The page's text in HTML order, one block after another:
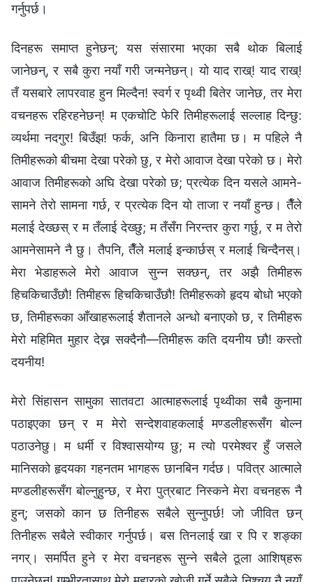
गर्नुपर्छ।
दिनहरू समाप्त हुनेछन्; यस संसारमा भएका सबै थोक बिलाई
जानेछन्, र सबै कुरा नयाँ गरी जन्मनेछन्। यो याद राख्! याद राख्!
तँ यसबारे लापरवाह हुन मिल्दैन! स्वर्ग र पृथ्वी बितेर जानेछ, तर मेरा
वचनहरू रहिरहनेछन्! म एकचोटि फेरि तिमीहरूलाई सल्लाह दिन्छु:
व्यर्थमा नदगुर! बिउँझ! फर्क, अनि किनारा हातैमा छ। म पहिले नै
तिमीहरूको बीचमा देखा परेको छु, र मेरो आवाज देखा परेको छ। मेरो
आवाज तिमीहरूको अघि देखा परेको छ; प्रत्येक दिन यसले आमने-
सामने तेरो सामना गर्छ, र प्रत्येक दिन यो ताजा र नयाँ हुन्छ। तैँले
मलाई देख्छस् र म तँलाई देख्छु; म तँसँग निरन्तर कुरा गर्छु, र म तेरो
आमनेसामने नै छु। तैपनि, तैँले मलाई इन्कार्छस् र मलाई चिन्दैनस्।
मेरा भेडाहरूले मेरो आवाज सुन्न सक्छन्, तर अझै तिमीहरू
हिचकिचाउँछौ! तिमीहरू हिचकिचाउँछौ! तिमीहरूको हृदय बोधो भएको
छ, तिमीहरूका आँखाहरूलाई शैतानले अन्धो बनाएको छ, र तिमीहरू
मेरो महिमित मुहार देख्न सक्दैनौ—तिमीहरू कति दयनीय छौ! कस्तो
दयनीय!
मेरो सिंहासन सामुका सातवटा आत्माहरूलाई पृथ्वीका सबै कुनामा
पठाइएका छन् र म मेरो सन्देशवाहकलाई मण्डलीहरूसँग बोल्न
पठाउनेछु। म धर्मी र विश्‍वासयोग्य छु; म त्यो परमेश्‍वर हुँ जसले
मानिसको हृदयका गहनतम भागहरू छानबिन गर्दछ। पवित्र आत्माले
मण्डलीहरूसँग बोल्नुहुन्छ, र मेरा पुत्रबाट निस्कने मेरा वचनहरू नै
हुन्; जसको कान छ तिनीहरू सबैले सुन्नुपर्छ! जो जीवित छन्
तिनीहरू सबैले स्वीकार गर्नुपर्छ। बस तिनलाई खा र पि र शङ्का
नगर्। समर्पित हुने र मेरा वचनहरू सुन्ने सबैले ठूला आशिष्‌हरू